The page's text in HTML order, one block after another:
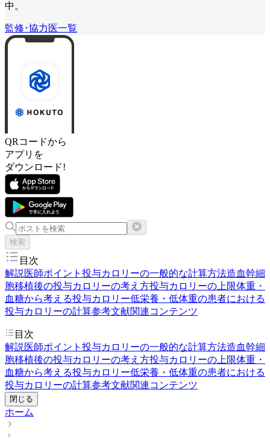
中。
監修･協力医一覧
QRコードから
アプリを
ダウンロード!
検索
目次
解説医師ポイント 投与カロリーの一般的な計算方法造血幹細
胞移植後の投与カロリーの考え方投与カロリーの上限体重・
血糖から考える投与カロリー低栄養・低体重の患者における
投与カロリーの計算参考文献関連コンテンツ
目次
解説医師ポイント 投与カロリーの一般的な計算方法造血幹細
胞移植後の投与カロリーの考え方投与カロリーの上限体重・
血糖から考える投与カロリー低栄養・低体重の患者における
投与カロリーの計算参考文献関連コンテンツ
閉じる
ホーム